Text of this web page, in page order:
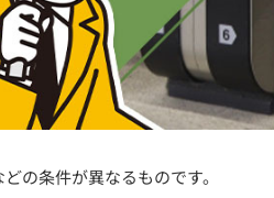
の条件が異なるものです。